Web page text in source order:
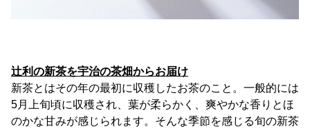
辻利の新茶を宇治の茶畑からお届け
新茶とはその年の最初に収穫したお茶のこと。一般的には
5月上旬頃に収穫され、葉が柔らかく、爽やかな香りとほ
のかな甘みが感じられます。そんな季節を感じる旬の新茶